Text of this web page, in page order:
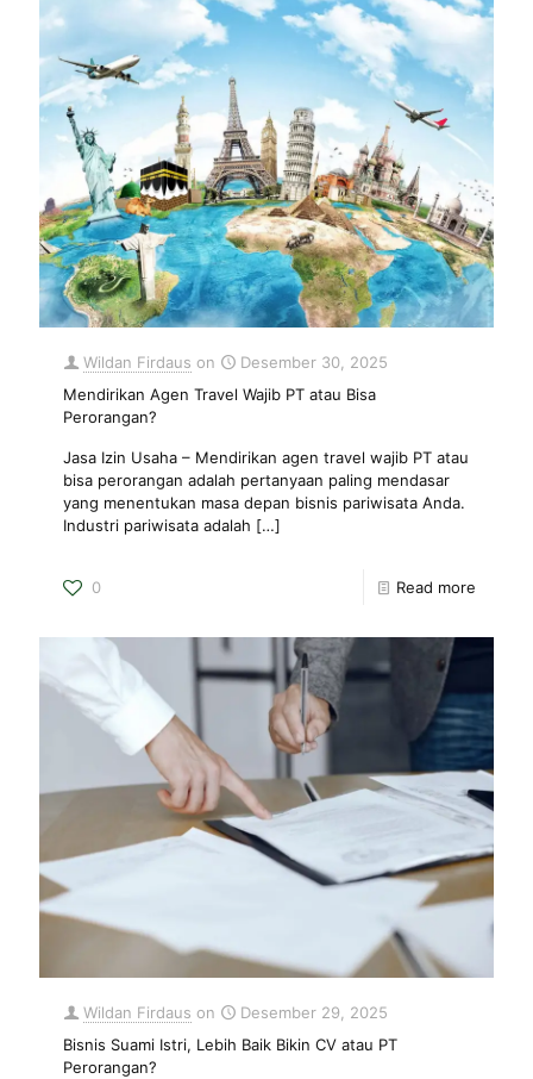
Wildan Firdaus on
Desember 30, 2025
Mendirikan Agen Travel Wajib PT atau Bisa
Perorangan?
Jasa Izin Usaha – Mendirikan agen travel wajib PT atau
bisa perorangan adalah pertanyaan paling mendasar
yang menentukan masa depan bisnis pariwisata Anda.
Industri pariwisata adalah […]
0 Read more
Wildan Firdaus on
Desember 29, 2025
Bisnis Suami Istri, Lebih Baik Bikin CV atau PT
Perorangan?